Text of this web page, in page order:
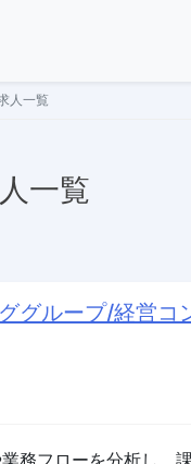
人一覧
一覧
グループ/経営
務フローを分析し、